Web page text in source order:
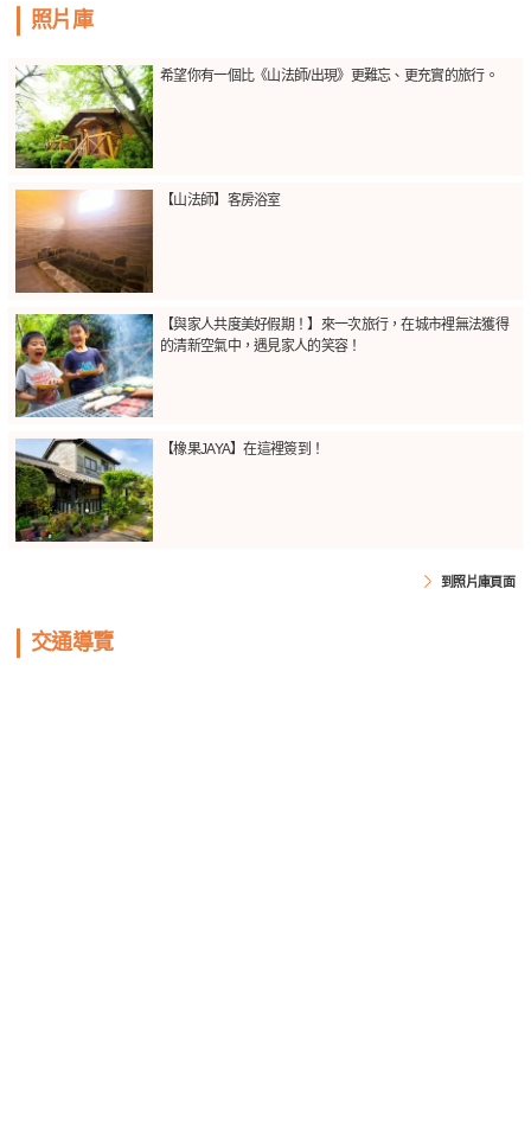
照片庫
希望你有一個比《山法師/出現》更難忘、更充實的旅行。
【山法師】客房浴室
【與家人共度美好假期！】來一次旅行，在城市裡無法獲得
的清新空氣中，遇見家人的笑容！
【橡果JAYA】在這裡簽到！
到照片庫頁面
交通導覽